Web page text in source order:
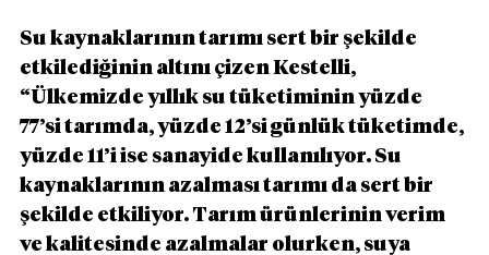
Su kaynaklarının tarımı sert bir şekilde
etkilediğinin altını çizen Kestelli,
“Ülkemizde yıllık su tüketiminin yüzde
77’si tarımda, yüzde 12’si günlük tüketimde,
yüzde 11’i ise sanayide kullanılıyor. Su
kaynaklarının azalması tarımı da sert bir
şekilde etkiliyor. Tarım ürünlerinin verim
ve kalitesinde azalmalar olurken, suya